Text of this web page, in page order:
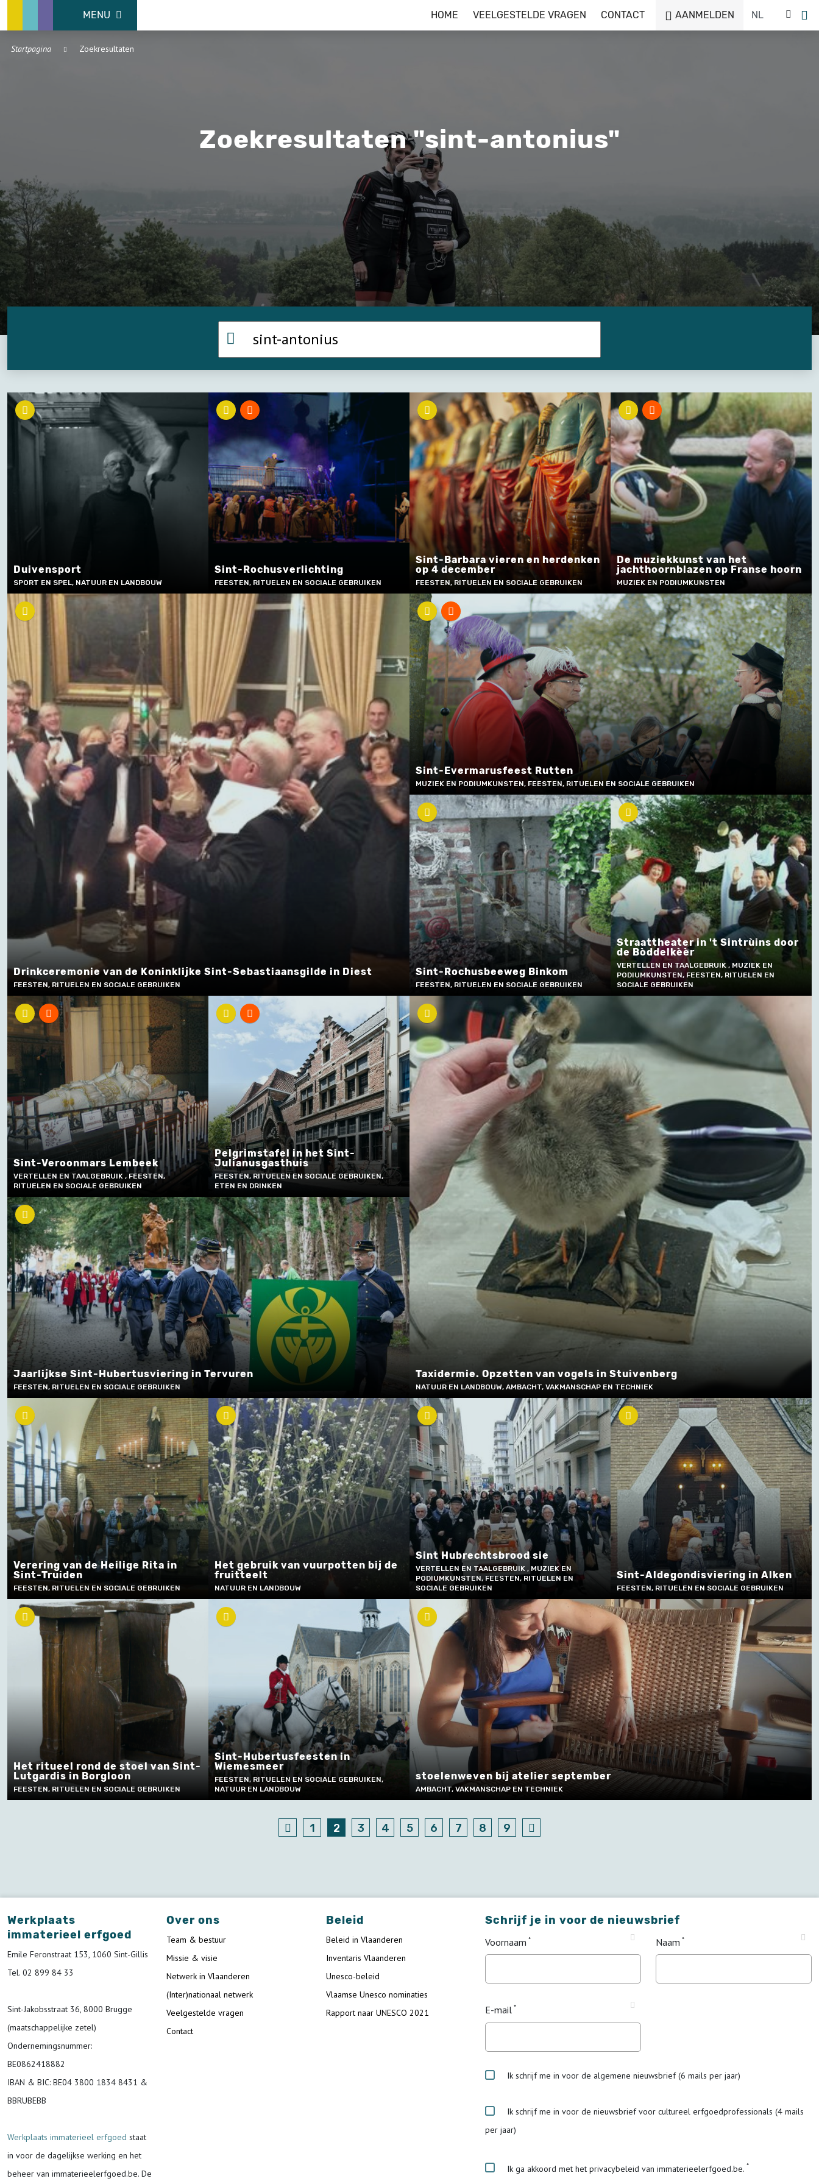
MENU HOME VEELGESTELDE VRAGEN CONTACT AANMELDEN
Startpagina Zoekresultaten
Zoekresultaten "sint-antonius"
Duivensport
SPORT EN SPEL, NATUUR EN LANDBOUW
Sint-Rochusverlichting
FEESTEN, RITUELEN EN SOCIALE GEBRUIKEN
Sint-Barbara vieren en herdenken
op 4 december
FEESTEN, RITUELEN EN SOCIALE GEBRUIKEN
De muziekkunst van het
jachthoornblazen op Franse hoorn
MUZIEK EN PODIUMKUNSTEN
Drinkceremonie van de Koninklijke Sint-Sebastiaansgilde in Diest
FEESTEN, RITUELEN EN SOCIALE GEBRUIKEN
Sint-Evermarusfeest Rutten
MUZIEK EN PODIUMKUNSTEN, FEESTEN, RITUELEN EN SOCIALE GEBRUIKEN
Sint-Rochusbeeweg Binkom
FEESTEN, RITUELEN EN SOCIALE GEBRUIKEN
Straattheater in 't Sintrùins door
de Bòddelkèèr
VERTELLEN EN TAALGEBRUIK , MUZIEK EN
PODIUMKUNSTEN, FEESTEN, RITUELEN EN
SOCIALE GEBRUIKEN
Sint-Veroonmars Lembeek
VERTELLEN EN TAALGEBRUIK , FEESTEN,
RITUELEN EN SOCIALE GEBRUIKEN
Pelgrimstafel in het Sint-
Julianusgasthuis
FEESTEN, RITUELEN EN SOCIALE GEBRUIKEN,
ETEN EN DRINKEN
Jaarlijkse Sint-Hubertusviering in Tervuren
FEESTEN, RITUELEN EN SOCIALE GEBRUIKEN
Taxidermie. Opzetten van vogels in Stuivenberg
NATUUR EN LANDBOUW, AMBACHT, VAKMANSCHAP EN TECHNIEK
Verering van de Heilige Rita in
Sint-Truiden
FEESTEN, RITUELEN EN SOCIALE GEBRUIKEN
Het gebruik van vuurpotten bij de
fruitteelt
NATUUR EN LANDBOUW
Sint Hubrechtsbrood sie
VERTELLEN EN TAALGEBRUIK , MUZIEK EN
PODIUMKUNSTEN, FEESTEN, RITUELEN EN
SOCIALE GEBRUIKEN
Sint-Aldegondisviering in Alken
FEESTEN, RITUELEN EN SOCIALE GEBRUIKEN
Het ritueel rond de stoel van Sint-
Lutgardis in Borgloon
FEESTEN, RITUELEN EN SOCIALE GEBRUIKEN
stoelenweven bij atelier september
AMBACHT, VAKMANSCHAP EN TECHNIEK
Sint-Hubertusfeesten in
Wiemesmeer
FEESTEN, RITUELEN EN SOCIALE GEBRUIKEN,
NATUUR EN LANDBOUW
1 2 3 4 5 6 7 8 9
Werkplaats
immaterieel erfgoed
Emile Feronstraat 153, 1060 Sint-Gillis
Tel. 02 899 84 33
Sint-Jakobsstraat 36, 8000 Brugge
(maatschappelijke zetel)
Ondernemingsnummer:
BE0862418882
IBAN & BIC: BE04 3800 1834 8431 &
BBRUBEBB
Werkplaats immaterieel erfgoed staat
in voor de dagelijkse werking en het
beheer van immaterieelerfgoed.be. De
Over ons
Team & bestuur
Missie & visie
Netwerk in Vlaanderen
(Inter)nationaal netwerk
Veelgestelde vragen
Contact
Beleid
Beleid in Vlaanderen
Inventaris Vlaanderen
Unesco-beleid
Vlaamse Unesco nominaties
Rapport naar UNESCO 2021
Schrijf je in voor de nieuwsbrief
Voornaam Naam
E-mail
Ik schrijf me in voor de algemene nieuwsbrief (6 mails per jaar)
Ik schrijf me in voor de nieuwsbrief voor cultureel erfgoedprofessionals (4 mails
per jaar)
Ik ga akkoord met het privacybeleid van immaterieelerfgoed.be.